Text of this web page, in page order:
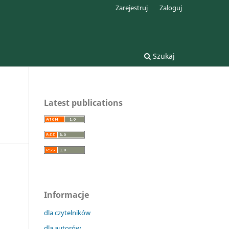
Szukaj
Zarejestruj Zaloguj
Latest publications
Informacje
dla czytelników